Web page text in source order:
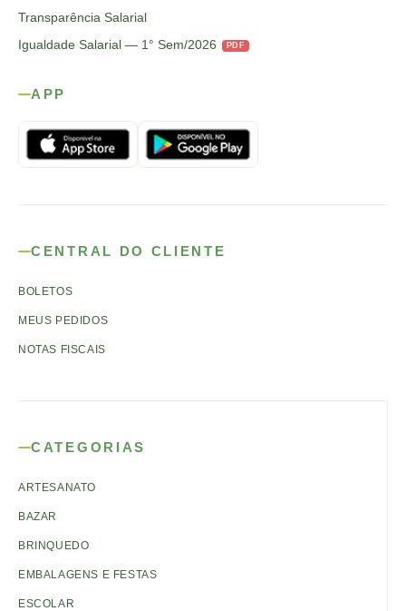
Transparência Salarial
Igualdade Salarial — 1° Sem/2026
PDF
APP
CENTRAL DO CLIENTE
BOLETOS
MEUS PEDIDOS
NOTAS FISCAIS
CATEGORIAS
ARTESANATO
BAZAR
BRINQUEDO
EMBALAGENS E FESTAS
ESCOLAR